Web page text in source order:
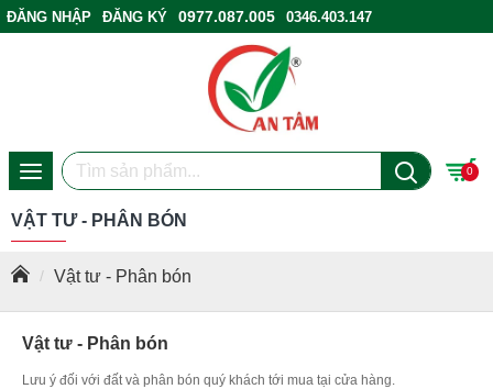
ĐĂNG NHẬP ĐĂNG KÝ 0977.087.005
0346.403.147
0
Vật tư - Phân bón
VẬT TƯ - PHÂN BÓN
Vật tư - Phân bón
Lưu ý đối với đất và phân bón quý khách tới mua tại cửa hàng.